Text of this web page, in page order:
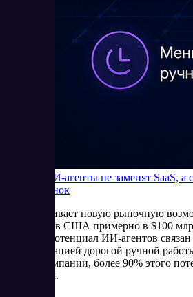
Почему ИИ-агенты не заменят SaaS, а
новый рынок
Bain оценивает новую рыночную
компаний в США примерно в $100
главный потенциал ИИ-агентов
автоматизацией дорогой ручной
оценке компании, более 90% этого
незанятым.